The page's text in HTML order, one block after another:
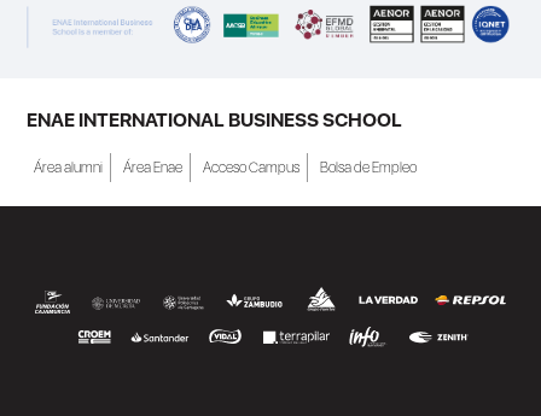
ENAE INTERNATIONAL BUSINESS SCHOOL
Área alumni Área Enae Acceso Campus Bolsa de Empleo